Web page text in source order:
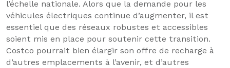
l’échelle nationale. Alors que la demande pour les
véhicules électriques continue d’augmenter, il est
essentiel que des réseaux robustes et accessibles
soient mis en place pour soutenir cette transition.
Costco pourrait bien élargir son offre de recharge à
d’autres emplacements à l’avenir, et d’autres